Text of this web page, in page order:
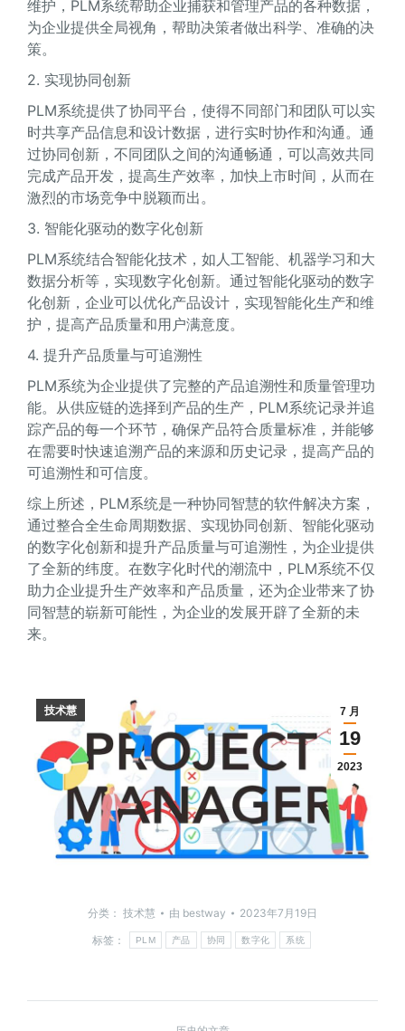
维护，PLM系统帮助企业捕获和管理产品的各种数据，
为企业提供全局视角，帮助决策者做出科学、准确的决
策。
2. 实现协同创新
PLM系统提供了协同平台，使得不同部门和团队可以实
时共享产品信息和设计数据，进行实时协作和沟通。通
过协同创新，不同团队之间的沟通畅通，可以高效共同
完成产品开发，提高生产效率，加快上市时间，从而在
激烈的市场竞争中脱颖而出。
3. 智能化驱动的数字化创新
PLM系统结合智能化技术，如人工智能、机器学习和大
数据分析等，实现数字化创新。通过智能化驱动的数字
化创新，企业可以优化产品设计，实现智能化生产和维
护，提高产品质量和用户满意度。
4. 提升产品质量与可追溯性
PLM系统为企业提供了完整的产品追溯性和质量管理功
能。从供应链的选择到产品的生产，PLM系统记录并追
踪产品的每一个环节，确保产品符合质量标准，并能够
在需要时快速追溯产品的来源和历史记录，提高产品的
可追溯性和可信度。
综上所述，PLM系统是一种协同智慧的软件解决方案，
通过整合全生命周期数据、实现协同创新、智能化驱动
的数字化创新和提升产品质量与可追溯性，为企业提供
了全新的纬度。在数字化时代的潮流中，PLM系统不仅
助力企业提升生产效率和产品质量，还为企业带来了协
同智慧的崭新可能性，为企业的发展开辟了全新的未
来。
7 月
19
2023
技术慧
分类： 技术慧 由 bestway
2023年7月19日
标签：
PLM 产品 协同 数字化 系统